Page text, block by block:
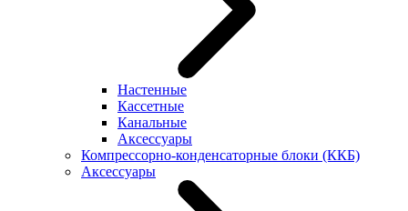
Настенные
Кассетные
Канальные
Аксессуары
Компрессорно-конденсаторные блоки (ККБ)
Аксессуары